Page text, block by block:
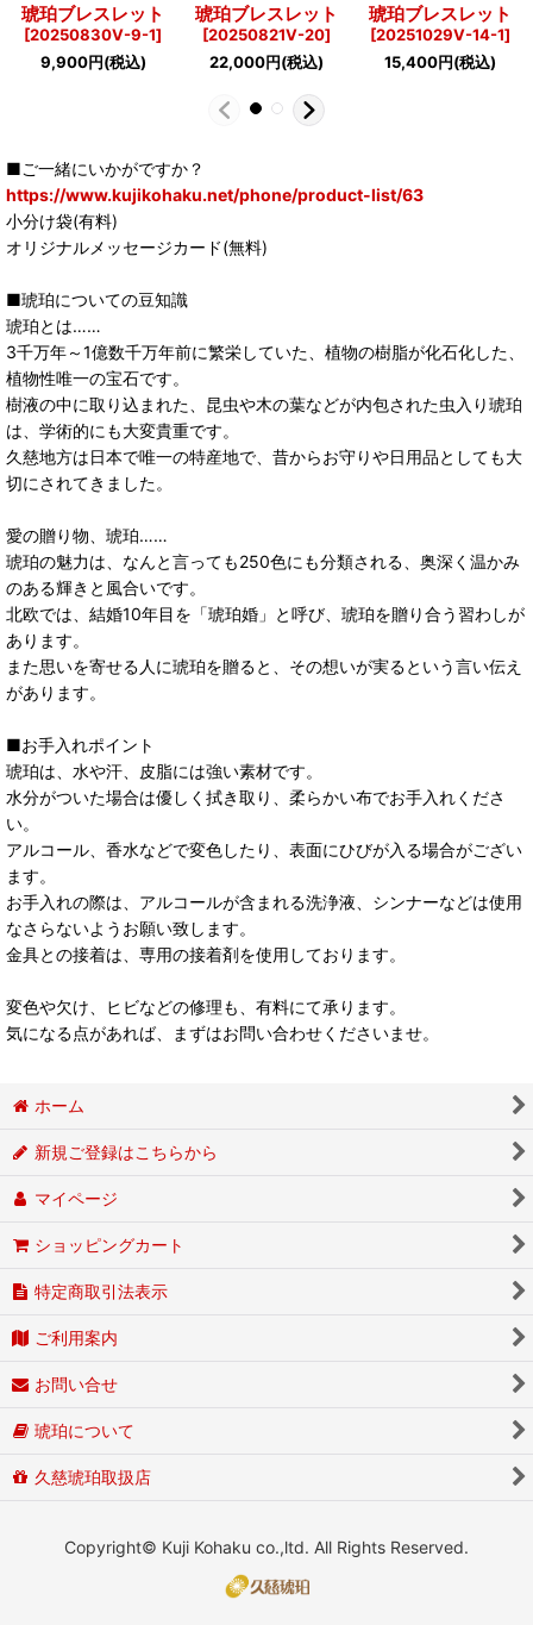
琥珀ブレスレット
[20250830V-9-1]
9,900円(税込)
琥珀ブレスレット
[20250821V-20]
22,000円(税込)
琥珀ブレスレット
[20251029V-14-1]
15,400円(税込)
■ご一緒にいかがですか？
https://www.kujikohaku.net/phone/product-list/63
小分け袋(有料)
オリジナルメッセージカード(無料)
■琥珀についての豆知識
琥珀とは……
3千万年～1億数千万年前に繁栄していた、植物の樹脂が化石化した、
植物性唯一の宝石です。
樹液の中に取り込まれた、昆虫や木の葉などが内包された虫入り琥珀
は、学術的にも大変貴重です。
久慈地方は日本で唯一の特産地で、昔からお守りや日用品としても大
切にされてきました。
愛の贈り物、琥珀……
琥珀の魅力は、なんと言っても250色にも分類される、奥深く温かみ
のある輝きと風合いです。
北欧では、結婚10年目を「琥珀婚」と呼び、琥珀を贈り合う習わしが
あります。
また思いを寄せる人に琥珀を贈ると、その想いが実るという言い伝え
があります。
■お手入れポイント
琥珀は、水や汗、皮脂には強い素材です。
水分がついた場合は優しく拭き取り、柔らかい布でお手入れくださ
い。
アルコール、香水などで変色したり、表面にひびが入る場合がござい
ます。
お手入れの際は、アルコールが含まれる洗浄液、シンナーなどは使用
なさらないようお願い致します。
金具との接着は、専用の接着剤を使用しております。
変色や欠け、ヒビなどの修理も、有料にて承ります。
気になる点があれば、まずはお問い合わせくださいませ。
ホーム
新規ご登録はこちらから
マイページ
ショッピングカート
特定商取引法表示
ご利用案内
お問い合せ
琥珀について
久慈琥珀取扱店
Copyright© Kuji Kohaku co.,ltd. All Rights Reserved.